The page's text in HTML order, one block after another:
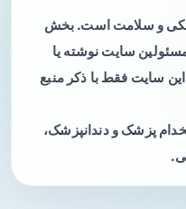
و سلامت است. بخش
سایت نوشته یا
سایت فقط با ذکر منبع
پزشک و دندانپزشک،